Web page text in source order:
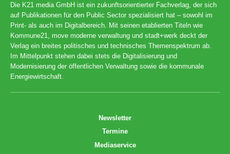
Die K21 media GmbH ist ein zukunftsorientierter Fachverlag, der sich
auf Publikationen für den Public Sector spezialisiert hat – sowohl im
Print- als auch im Digitalbereich. Mit seinen etablierten Titeln wie
Kommune21, move moderne verwaltung und stadt+werk deckt der
Verlag ein breites politisches und technisches Themenspektrum ab.
Im Mittelpunkt stehen dabei stets die Digitalisierung und
Modernisierung der öffentlichen Verwaltung sowie die kommunale
Energiewirtschaft.
Newsletter
Termine
Mediaservice